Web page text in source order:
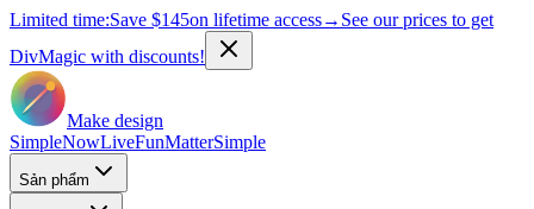
Limited time:Save $145on lifetime access→ See our prices to get
DivMagic with discounts!
Make design
SimpleNowLiveFunMatterSimple
Sản phẩm